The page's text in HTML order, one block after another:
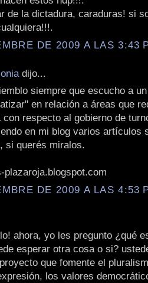
de la dictadura, caraduras! si
DE 2009 A LAS 3:43
dijo...
siempre que escucho a
en relación a áreas que
con respecto al gobierno de
en mi blog varios artículos
si querés miralos.
plazaroja.blogspot.com
DE 2009 A LAS 4:53
ahora, yo les pregunto ¿qué
esperar otra cosa o si?
que fomente el
los valores